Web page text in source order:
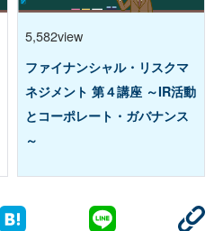
5,582view
ファイナンシャル・リスクマ
ネジメント 第４講座 ～IR活動
とコーポレート・ガバナンス
～